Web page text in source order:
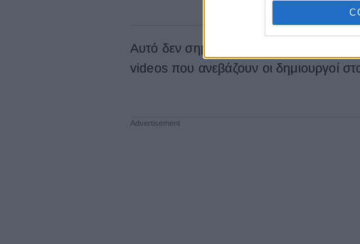
Αυτό δεν σημαίνει ότι εξαφανίζεται
videos που ανεβάζουν οι δημιουργοί